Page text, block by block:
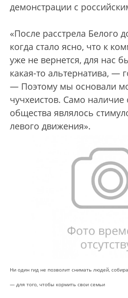
демонстрации с
«После расстрела Белого
когда стало ясно, что к
уже не вернется, для нас
какая-то альтернатива, —
— Поэтому мы основали
чучхеистов. Само наличие
общества являлось
левого движения».
Ни один гид не позволит снимать людей,
— для того, чтобы кормить свои семьи